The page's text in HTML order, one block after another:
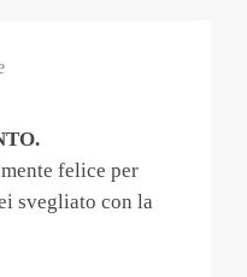
felice per
svegliato con la